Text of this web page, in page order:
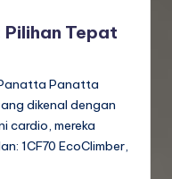
Tepat
Panatta
dikenal dengan
cardio, mereka
1CF70 EcoClimber,